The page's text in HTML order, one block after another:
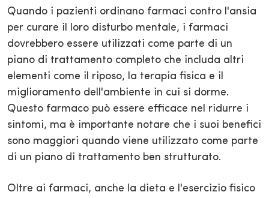
Quando i pazienti ordinano farmaci contro l'ansia
per curare il loro disturbo mentale, i farmaci
dovrebbero essere utilizzati come parte di un
piano di trattamento completo che includa altri
elementi come il riposo, la terapia fisica e il
miglioramento dell'ambiente in cui si dorme.
Questo farmaco può essere efficace nel ridurre i
sintomi, ma è importante notare che i suoi benefici
sono maggiori quando viene utilizzato come parte
di un piano di trattamento ben strutturato.
Oltre ai farmaci, anche la dieta e l'esercizio fisico